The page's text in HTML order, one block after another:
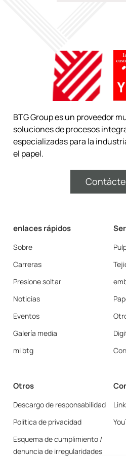
BTG Group es un proveedor
soluciones de procesos
especializadas para la
el papel.
enlaces rápidos
Sobre
Carreras
Presione soltar
Noticias
Eventos
Galería media
mi btg
Otros
Descargo de responsabilidad
Política de privacidad
Esquema de cumplimiento /
denuncia de irregularidades